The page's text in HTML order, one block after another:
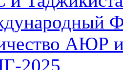
АЮР
2025